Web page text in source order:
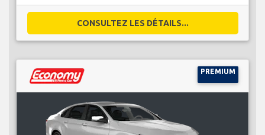
CONSULTEZ LES DÉTAILS...
PREMIUM